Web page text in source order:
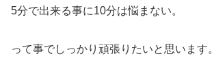
5分で出来る事に10分は悩まない。
って事でしっかり頑張りたいと思います。